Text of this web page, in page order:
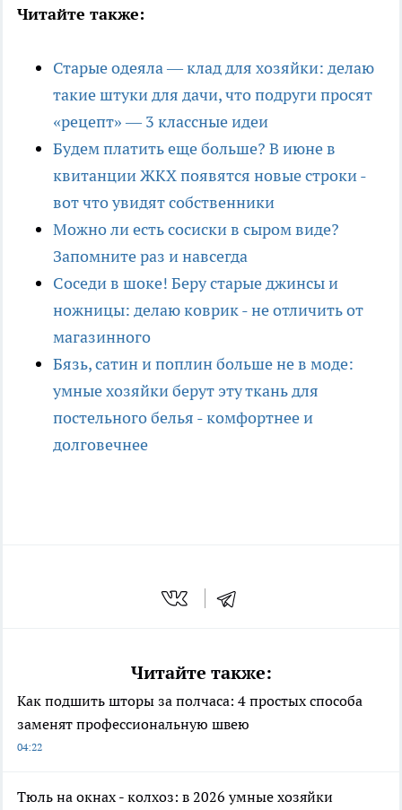
Читайте также:
Старые одеяла — клад для хозяйки: делаю
такие штуки для дачи, что подруги просят
«рецепт» — 3 классные идеи
Будем платить еще больше? В июне в
квитанции ЖКХ появятся новые строки -
вот что увидят собственники
Можно ли есть сосиски в сыром виде?
Запомните раз и навсегда
Соседи в шоке! Беру старые джинсы и
ножницы: делаю коврик - не отличить от
магазинного
Бязь, сатин и поплин больше не в моде:
умные хозяйки берут эту ткань для
постельного белья - комфортнее и
долговечнее
Читайте также:
Как подшить шторы за полчаса: 4 простых способа
заменят профессиональную швею
04:22
Тюль на окнах - колхоз: в 2026 умные хозяйки